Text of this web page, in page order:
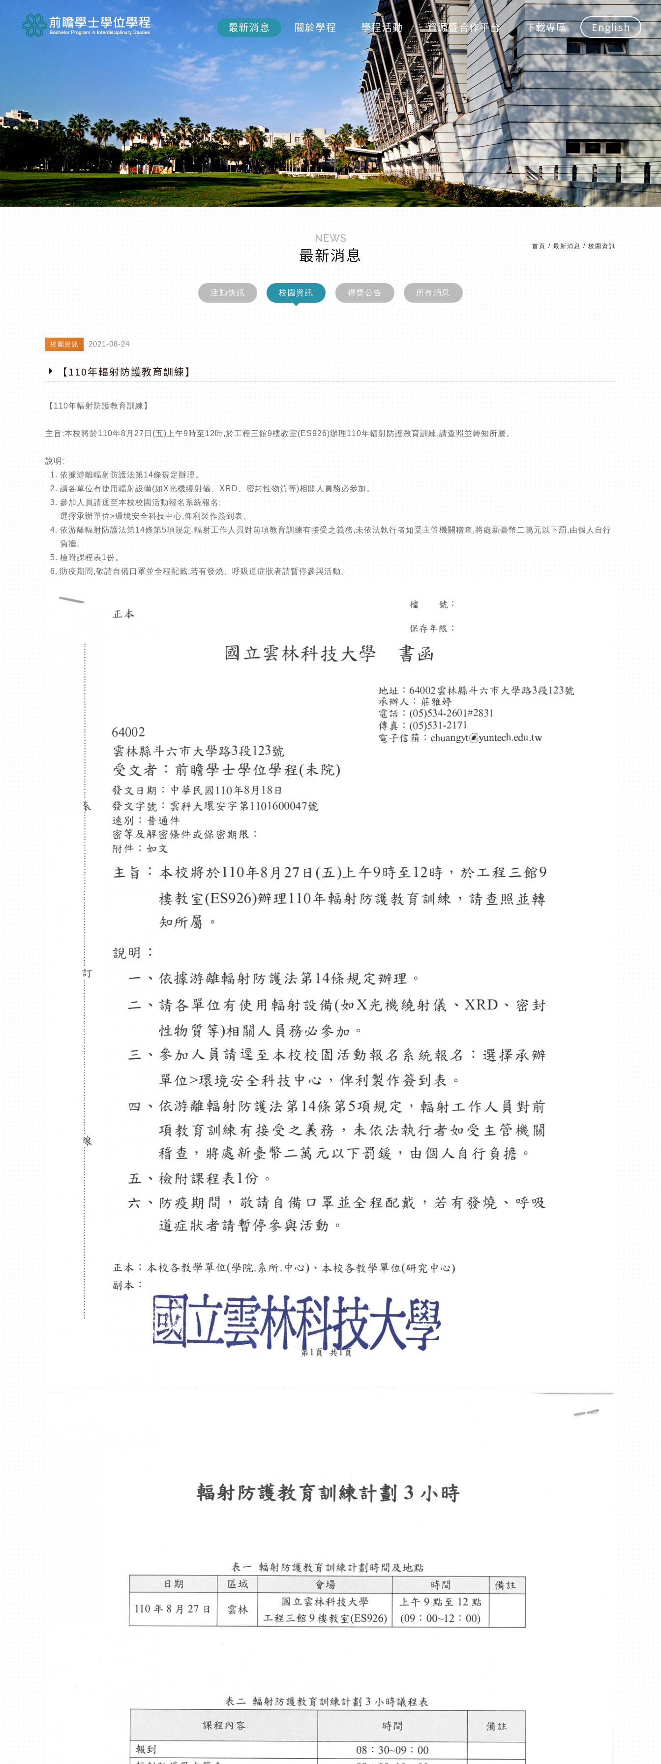
最新消息 關於學程 學程活動 資源暨合作平台 下載專區 English
NEWS
最新消息
活動快訊 校園資訊 得獎公告 所有消息
校園資訊 2021-08-24
【110年輻射防護教育訓練】
【110年輻射防護教育訓練】
主旨:本校將於110年8月27日(五)上午9時至12時,於工程三館9樓教室(ES926)辦理110年輻射防護教育訓練,請查照並轉知所屬。
說明:
依據游離輻射防護法第14條規定辦理。
請各單位有使用輻射設備(如X光機繞射儀、XRD、密封性物質等)相關人員務必參加。
參加人員請逕至本校校園活動報名系統報名:
選擇承辦單位>環境安全科技中心,俾利製作簽到表。
依游離輻射防護法第14條第5項規定,輻射工作人員對前項教育訓練有接受之義務,未依法執行者如受主管機關稽查,將處新臺幣二萬元以下罰,由個人自行
負擔。
檢附課程表1份。
防疫期間,敬請自備口罩並全程配戴,若有發燒、呼吸道症狀者請暫停參與活動。
首頁 / 最新消息 / 校園資訊